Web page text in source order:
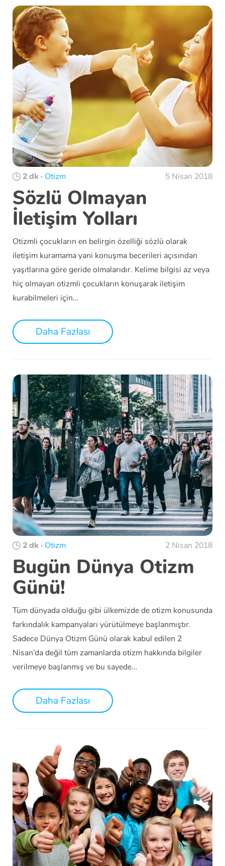
2 dk · Otizm 5 Nisan 2018
Sözlü Olmayan
İletişim Yolları
Otizmli çocukların en belirgin özelliği sözlü olarak
iletişim kuramama yani konuşma becerileri açısından
yaşıtlarına göre geride olmalarıdır. Kelime bilgisi az veya
hiç olmayan otizmli çocukların konuşarak iletişim
kurabilmeleri için…
Daha Fazlası
2 dk · Otizm 2 Nisan 2018
Bugün Dünya Otizm
Günü!
Tüm dünyada olduğu gibi ülkemizde de otizm konusunda
farkındalık kampanyaları yürütülmeye başlanmıştır.
Sadece Dünya Otizm Günü olarak kabul edilen 2
Nisan’da değil tüm zamanlarda otizm hakkında bilgiler
verilmeye başlanmış ve bu sayede…
Daha Fazlası